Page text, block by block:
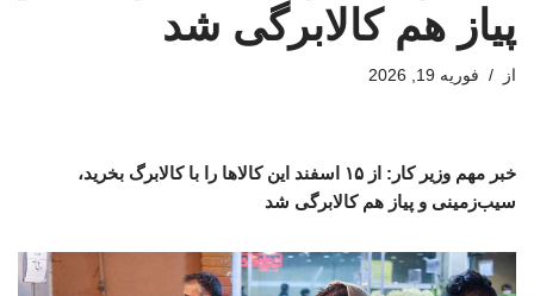
پیاز هم کالابرگی شد
از فوریه 19, 2026
خبر مهم وزیر کار: از ۱۵ اسفند این کالاها را با کالابرگ بخرید،
سیب‌زمینی و پیاز هم کالابرگی شد